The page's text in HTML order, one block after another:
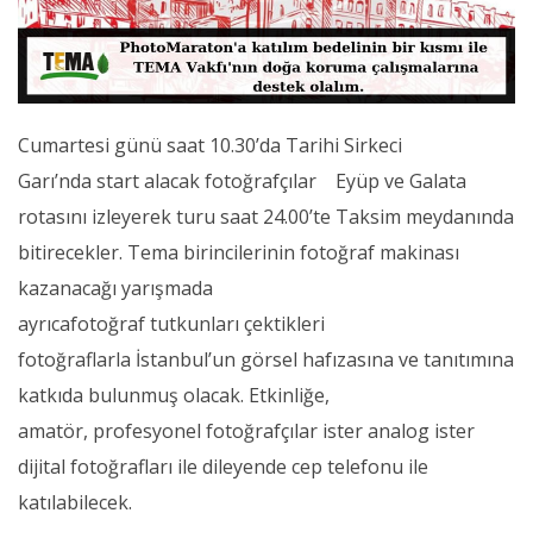
Cumartesi günü saat 10.30’da Tarihi Sirkeci
Garı’nda start alacak fotoğrafçılar Eyüp ve Galata
rotasını izleyerek turu saat 24.00’te Taksim meydanında
bitirecekler. Tema birincilerinin fotoğraf makinası
kazanacağı yarışmada
ayrıcafotoğraf tutkunları çektikleri
fotoğraflarla İstanbul’un görsel hafızasına ve tanıtımına
katkıda bulunmuş olacak. Etkinliğe,
amatör, profesyonel fotoğrafçılar ister analog ister
dijital fotoğrafları ile dileyende cep telefonu ile
katılabilecek.